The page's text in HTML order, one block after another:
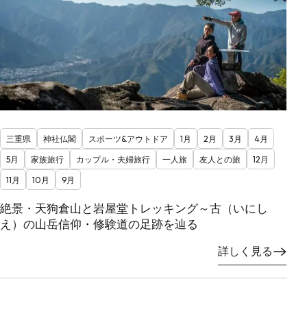
三重県 神社仏閣 スポーツ&アウトドア 1月 2月 3月
4月
5月
家族旅行 カップル・夫婦旅行 一人旅 友人との旅
12月
11月
10月 9月
絶景・天狗倉山と岩屋堂トレッキング～古（いにし
え）の山岳信仰・修験道の足跡を辿る
詳しく見る